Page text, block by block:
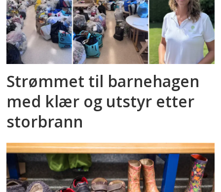
Strømmet til barnehagen
med klær og utstyr etter
storbrann